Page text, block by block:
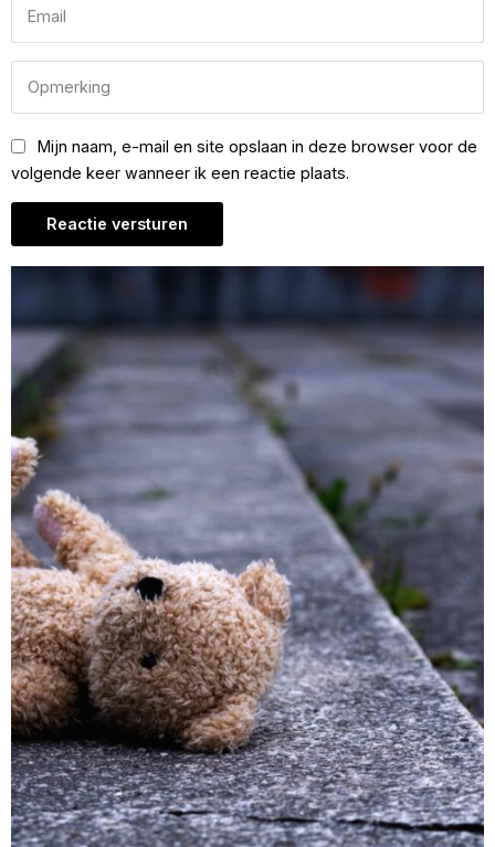
Mijn naam, e-mail en site opslaan in deze browser voor de
volgende keer wanneer ik een reactie plaats.